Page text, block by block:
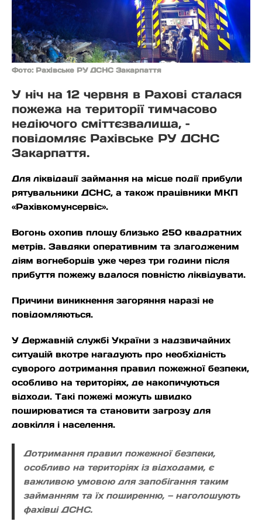
Фото: Рахівське РУ ДСНС Закарпаття
У ніч на 12 червня в Рахові сталася
пожежа на території тимчасово
недіючого сміттєзвалища, –
повідомляє Рахівське РУ ДСНС
Закарпаття.
Для ліквідації займання на місце події прибули
рятувальники ДСНС, а також працівники МКП
«Рахівкомунсервіс».
Вогонь охопив площу близько 250 квадратних
метрів. Завдяки оперативним та злагодженим
діям вогнеборців уже через три години після
прибуття пожежу вдалося повністю ліквідувати.
Причини виникнення загоряння наразі не
повідомляються.
У Державній службі України з надзвичайних
ситуацій вкотре нагадують про необхідність
суворого дотримання правил пожежної безпеки,
особливо на територіях, де накопичуються
відходи. Такі пожежі можуть швидко
поширюватися та становити загрозу для
довкілля і населення.
Дотримання правил пожежної безпеки,
особливо на територіях із відходами, є
важливою умовою для запобігання таким
займанням та їх поширенню, — наголошують
фахівці ДСНС.